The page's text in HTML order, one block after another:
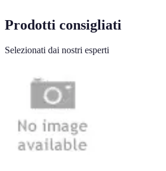
Prodotti consigliati
Selezionati dai nostri esperti